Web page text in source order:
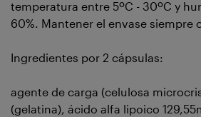
temperatura entre 5ºC - 30ºC y
60%. Mantener el envase siempre
Ingredientes por 2 cápsulas:
agente de carga (celulosa
(gelatina), ácido alfa lipoico